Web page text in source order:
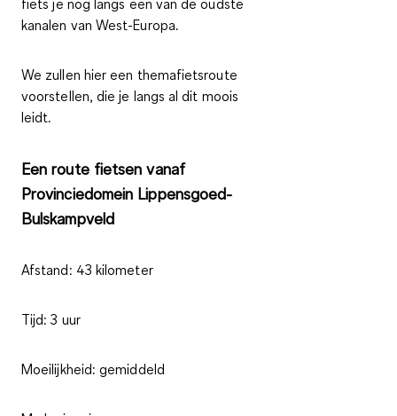
fiets je nog langs een van de oudste
kanalen van West-Europa.
We zullen hier een themafietsroute
voorstellen, die je langs al dit moois
leidt.
Een route fietsen vanaf
Provinciedomein Lippensgoed-
Bulskampveld
Afstand: 43 kilometer
Tijd:3 uur
Moeilijkheid:gemiddeld